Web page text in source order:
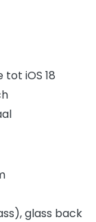
iOS 18
glass back